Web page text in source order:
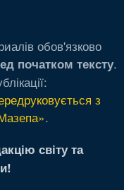
обов'язково
початком тексту.
з
.
світу та